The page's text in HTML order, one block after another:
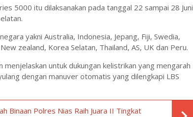
5000 itu dilaksanakan pada tanggal 22 sampai 28 Juni
yakni Australia, Indonesia, Jepang, Fiji, Swedia,
zealand, Korea Selatan, Thailand, AS, UK dan Peru.
menjelaskan untuk dukungan kelistrikan yang mengarah
dengan manuver otomatis yang dilengkapi LBS
Binaan Polres Nias Raih Juara II Tingkat